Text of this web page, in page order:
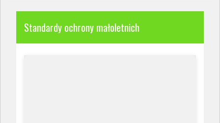
Standardy ochrony małoletnich